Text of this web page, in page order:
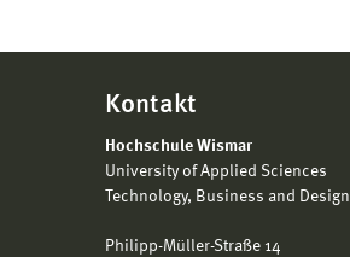
Kontakt
Hochschule Wismar
University of Applied Sciences
Technology, Business and Design
Philipp-Müller-Straße 14